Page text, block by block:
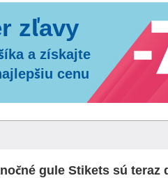
a získajte
cenu
gule Stikets sú teraz